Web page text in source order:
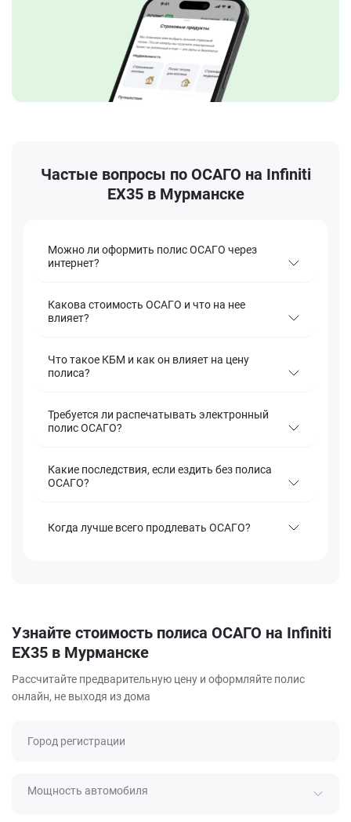
Частые вопросы по ОСАГО на Infiniti
EX35 в Мурманске
Можно ли оформить полис ОСАГО через
интернет?
Какова стоимость ОСАГО и что на нее
влияет?
Что такое КБМ и как он влияет на цену
полиса?
Требуется ли распечатывать электронный
полис ОСАГО?
Какие последствия, если ездить без полиса
ОСАГО?
Когда лучше всего продлевать ОСАГО?
Узнайте стоимость полиса ОСАГО на Infiniti
EX35 в Мурманске
Рассчитайте предварительную цену и оформляйте полис
онлайн, не выходя из дома
Город регистрации
Мощность автомобиля